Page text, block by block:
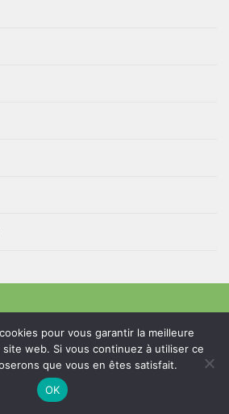
pour vous garantir la meilleure
web. Si vous continuez à utiliser ce
que vous en êtes satisfait.
OK